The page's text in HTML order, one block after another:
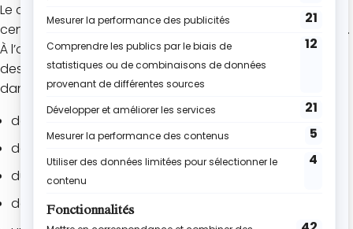
Le clafoutis est né dans le
, une région du
centre de la France réputée pour ses vergers de cerisiers.
À l’origine, il s’agissait d’un dessert paysan, préparé avec
des ingrédients très simples que l’on trouvait facilement
dans les fermes :
des cerises fraîchement cueillies ;
des œufs ;
du lait ;
de la farine ;